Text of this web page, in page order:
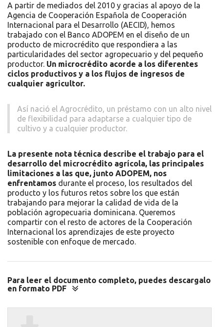
A partir de mediados del 2010 y gracias al apoyo de la
Agencia de Cooperación Española de Cooperación
Internacional para el Desarrollo (AECID), hemos
trabajado con el Banco ADOPEM en el diseño de un
producto de microcrédito que respondiera a las
particularidades del sector agropecuario y del pequeño
productor. Un microcrédito acorde a los diferentes
ciclos productivos y a los flujos de ingresos de
cualquier agricultor.
Así nació el Agrocrédito, un préstamo con un alto nivel
de flexibilidad para adaptarse a cualquier tipo de
cultivo y a cualquier productor.
La presente nota técnica describe el trabajo para el
desarrollo del microcrédito agrícola, las principales
limitaciones a las que, junto ADOPEM, nos
enfrentamos durante el proceso, los resultados del
producto y los futuros retos sobre los que están
trabajando para mejorar la calidad de vida de la
población agropecuaria dominicana. Queremos
compartir con el resto de actores de la Cooperación
Internacional los aprendizajes de este proyecto
sostenible con enfoque de mercado.
Para leer el documento completo, puedes descargalo
en formato PDF